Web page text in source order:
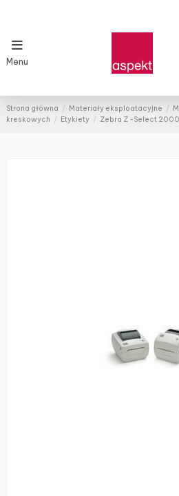
Menu
Strona główna Materiały eksploatacyjne
kreskowych
Etykiety Zebra Z -Select